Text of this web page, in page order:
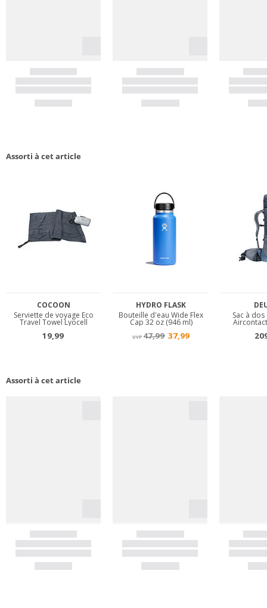
Assorti à cet article
Assorti à cet article